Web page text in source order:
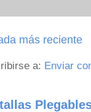
más reciente
a: Enviar